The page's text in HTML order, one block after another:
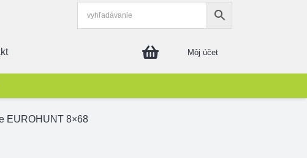
Môj účet
EUROHUNT 8×68